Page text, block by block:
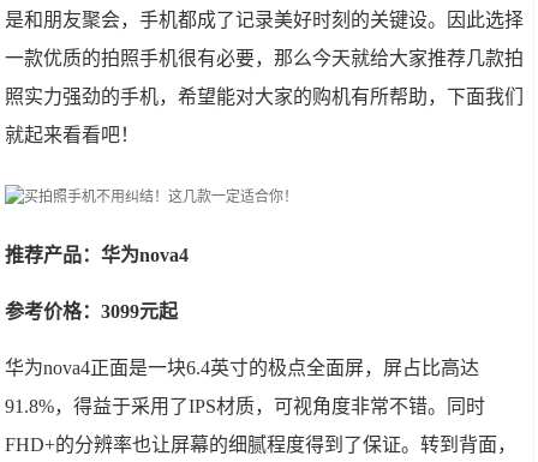
是和朋友聚会，手机都成了记录美好时刻的关键设。因此选择
一款优质的拍照手机很有必要，那么今天就给大家推荐几款拍
照实力强劲的手机，希望能对大家的购机有所帮助，下面我们
就起来看看吧！
推荐产品：华为nova4
参考价格：3099元起
华为nova4正面是一块6.4英寸的极点全面屏，屏占比高达
91.8%，得益于采用了IPS材质，可视角度非常不错。同时
FHD+的分辨率也让屏幕的细腻程度得到了保证。转到背面，